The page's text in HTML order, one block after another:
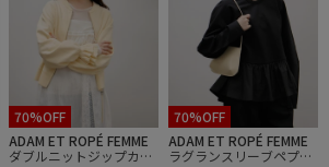
70%OFF
ADAM ET ROPÉ FEMME
ダブルニットジップカー
70%OFF
ADAM ET ROPÉ FEMME
ラグランスリーブペプラ